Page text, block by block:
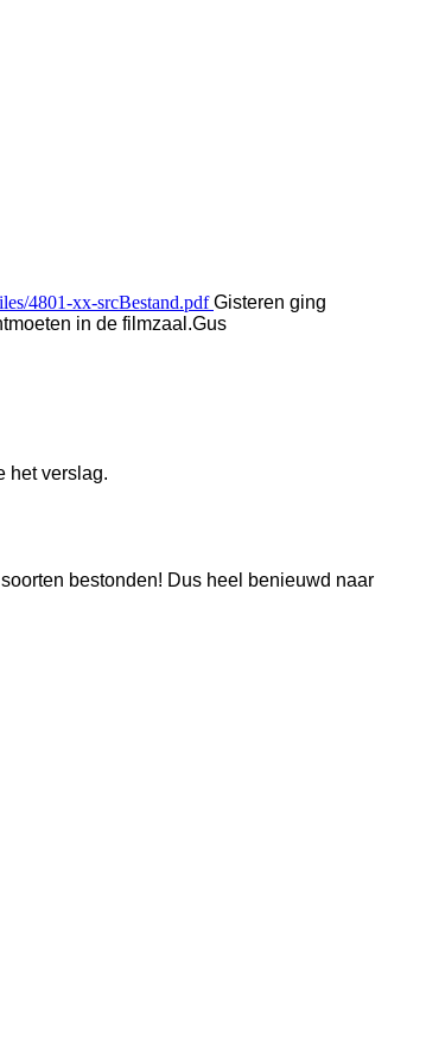
4801-xx-srcBestand.pdfGisteren ging
in de filmzaal.Gus
het verslag.
bestonden! Dus heel benieuwd naar